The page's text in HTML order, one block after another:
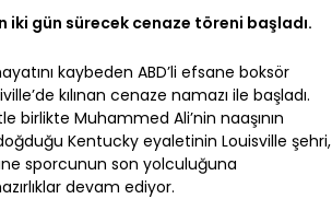
iki gün sürecek cenaze töreni başladı.
kaybeden ABD’li efsane boksör
kılınan cenaze namazı ile başladı.
birlikte Muhammed Ali’nin naaşının
Kentucky eyaletinin Louisville şehri,
sporcunun son yolculuğuna
devam ediyor.